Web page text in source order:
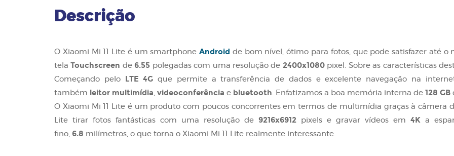
Descrição
O Xiaomi Mi 11 Lite é um smartphoneAndroid de bom nível, ótimo para fotos, que pode satisfazer até o
telaTouchscreen de 6.55 polegadas com uma resolução de 2400x1080pixel. Sobre as características
Começando pelo LTE 4G que permite a transferência de dados e excelente navegação na
também leitor multimídia, videoconferência e bluetooth. Enfatizamos a boa memória interna de 128 GB
O Xiaomi Mi 11 Lite é um produto com poucos concorrentes em termos de multimídia graças à câmera
Lite tirar fotos fantásticas com uma resolução de 9216x6912 pixels e gravar vídeos em 4K a
fino, 6.8 milímetros, o que torna o Xiaomi Mi 11 Lite realmente interessante.